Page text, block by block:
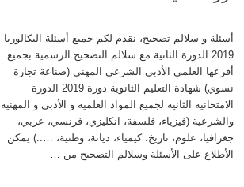
أسئلة و سلالم تصحيح، نقدم لكم جميع أسئلة البكالوريا
2019 الدورة الثانية مع سلالم التصحيح الرسمية بجميع
أفرعها العلمي الأدبي الشرعي المهني (صناعة تجارة
نسوي) شهادة التعليم الثانوية دورة 2019 الدورة
الامتحانية الثانية لجميع المواد العلمية و الأدبي و المهنية
والشرعية (فيزياء، فلسفة، انكليزي، فرنسي، عربي،
جغرافيا، علوم، تاريخ، كيمياء، ديانة، وطنية، …..) يمكن
الأطلاع على الأسئلة وسلالم التصحيح من …